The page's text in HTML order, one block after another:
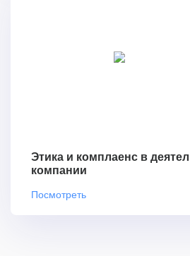
Этика и комплаенс в
компании
Посмотреть